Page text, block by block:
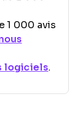
1 000 avis
logiciels.